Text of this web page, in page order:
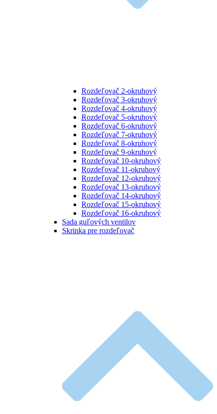
Rozdeľovač 2-okruhový
Rozdeľovač 3-okruhový
Rozdeľovač 4-okruhový
Rozdeľovač 5-okruhový
Rozdeľovač 6-okruhový
Rozdeľovač 7-okruhový
Rozdeľovač 8-okruhový
Rozdeľovač 9-okruhový
Rozdeľovač 10-okruhový
Rozdeľovač 11-okruhový
Rozdeľovač 12-okruhový
Rozdeľovač 13-okruhový
Rozdeľovač 14-okruhový
Rozdeľovač 15-okruhový
Rozdeľovač 16-okruhový
Sada guľových ventilov
Skrinka pre rozdeľovač